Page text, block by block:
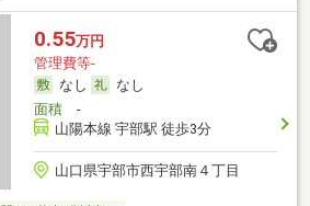
0.55万円
管理費等-
なし
なし
面積-
山陽本線 宇部駅 徒歩3分
山口県宇部市西宇部南４丁目